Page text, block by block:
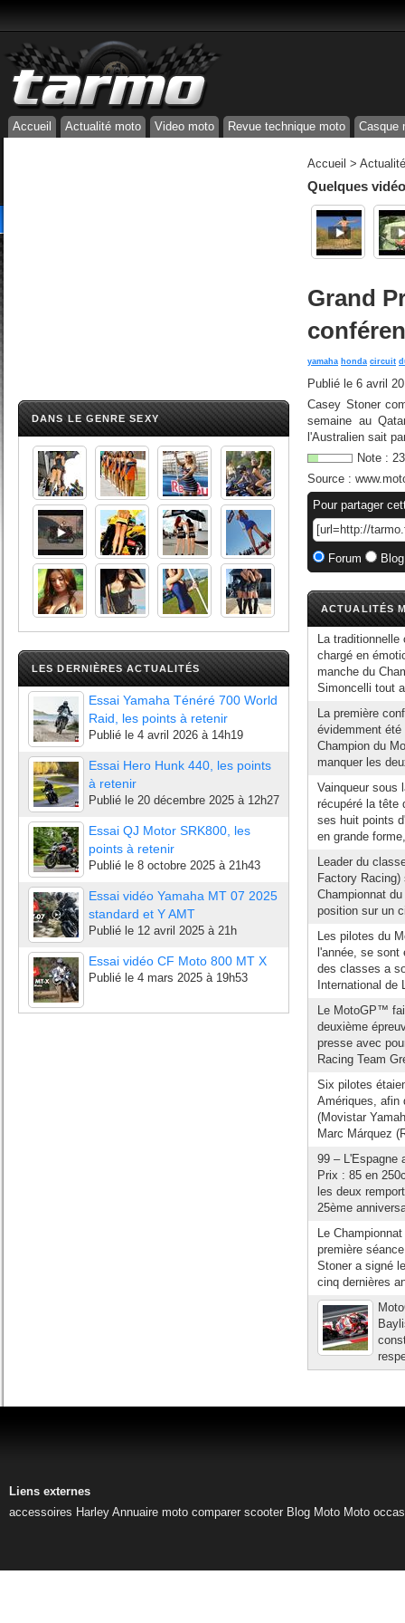
Accueil Actualité moto Video moto Revue technique moto Casque
DANS LE GENRE SEXY
LES DERNIÈRES ACTUALITÉS
Essai Yamaha Ténéré 700 World
Raid, les points à retenir
Publié le 4 avril 2026 à 14h19
Essai Hero Hunk 440, les points
à retenir
Publié le 20 décembre 2025 à 12h27
Essai QJ Motor SRK800, les
points à retenir
Publié le 8 octobre 2025 à 21h43
Essai vidéo Yamaha MT 07 2025
standard et Y AMT
Publié le 12 avril 2025 à 21h
Essai vidéo CF Moto 800 MT X
Publié le 4 mars 2025 à 19h53
Accueil >
Quelques
Grand
yamaha honda circuit
Publié le 6 avril
Casey Stoner
semaine au
l'Australien sait
Note : 23
Source :
Pour partager
Forum
ACTUALITÉS
La
chargé en
manche du
Simoncelli tout
La première
évidemment
Champion du
manquer les
Vainqueur sous
récupéré la tête
ses huit points
en grande
Leader du
Factory
Championnat
position sur un
Les pilotes du
l'année, se
des classes a
International
Le MotoGP™
deuxième
presse avec
Racing Team
Six pilotes
Amériques, afin
(Movistar
Marc Márquez
99 – L'Espagne
Prix : 85 en
les deux
25ème
Le
première
Stoner a signé
cinq dernières
Liens externes
accessoires Harley Annuaire moto comparer scooter Blog Moto Moto